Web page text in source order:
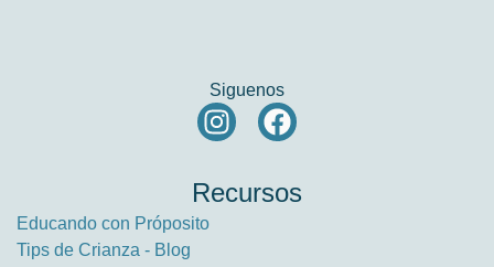
Siguenos
Recursos
Educando con Próposito
Tips de Crianza - Blog